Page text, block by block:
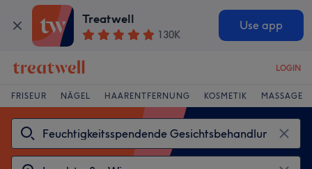
Treatwell
130K
Use app
LOGIN
FRISEUR NÄGEL HAARENTFERNUNG KOSMETIK MASSAGE